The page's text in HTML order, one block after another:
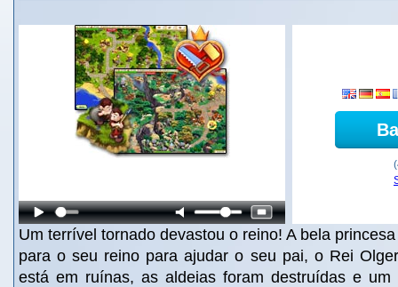
Um terrível tornado devastou o reino! A bela
para o seu reino para ajudar o seu pai, o Rei
está em ruínas, as aldeias foram destruídas e um